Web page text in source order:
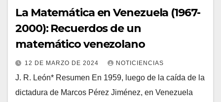
La Matemática en Venezuela (1967-
2000): Recuerdos de un
matemático venezolano
12 DE MARZO DE 2024 NOTICIENCIAS
J. R. León* Resumen En 1959, luego de la caída de la
dictadura de Marcos Pérez Jiménez, en Venezuela